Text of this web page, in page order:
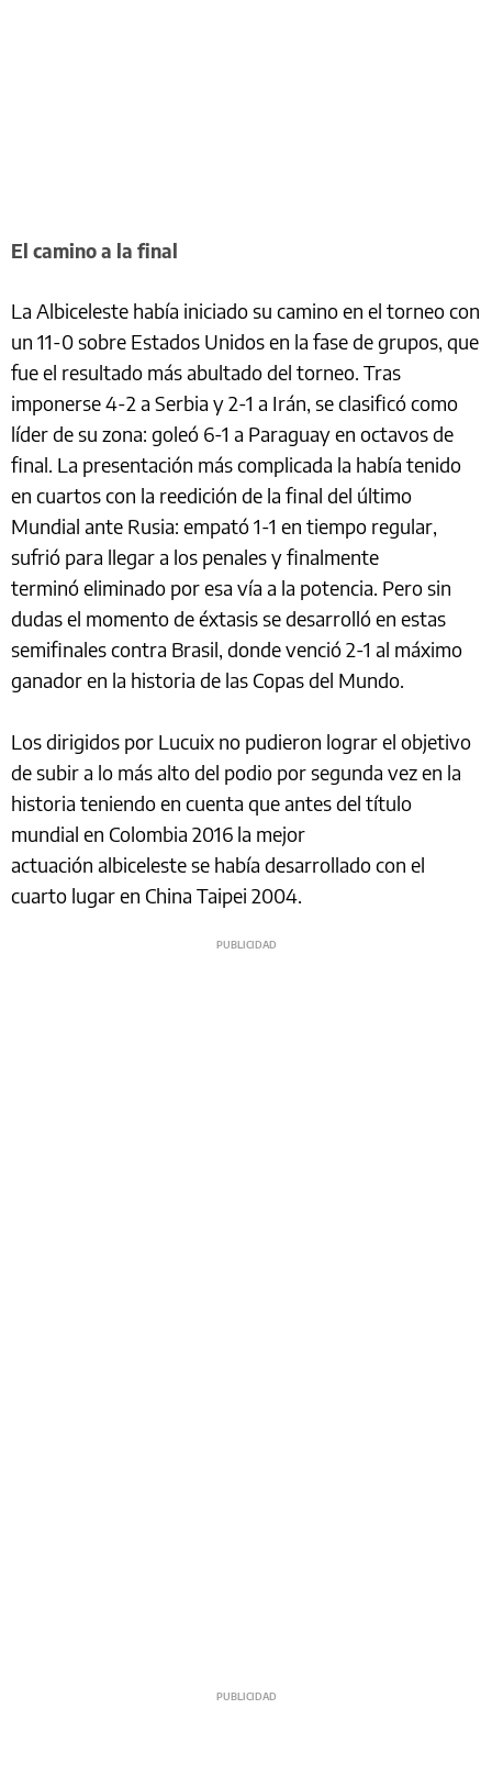
El camino a la final
La Albiceleste había iniciado su camino en el torneo con
un 11-0 sobre Estados Unidos en la fase de grupos, que
fue el resultado más abultado del torneo. Tras
imponerse 4-2 a Serbia y 2-1 a Irán, se clasificó como
líder de su zona: goleó 6-1 a Paraguay en octavos de
final. La presentación más complicada la había tenido
en cuartos con la reedición de la final del último
Mundial ante Rusia: empató 1-1 en tiempo regular,
sufrió para llegar a los penales y finalmente
terminó eliminado por esa vía a la potencia. Pero sin
dudas el momento de éxtasis se desarrolló en estas
semifinales contra Brasil, donde venció 2-1 al máximo
ganador en la historia de las Copas del Mundo.
Los dirigidos por Lucuix no pudieron lograr el objetivo
de subir a lo más alto del podio por segunda vez en la
historia teniendo en cuenta que antes del título
mundial en Colombia 2016 la mejor
actuación albiceleste se había desarrollado con el
cuarto lugar en China Taipei 2004.